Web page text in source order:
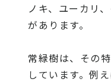
ノキ、ユーカリ
があります。
常緑樹は、その
しています。例